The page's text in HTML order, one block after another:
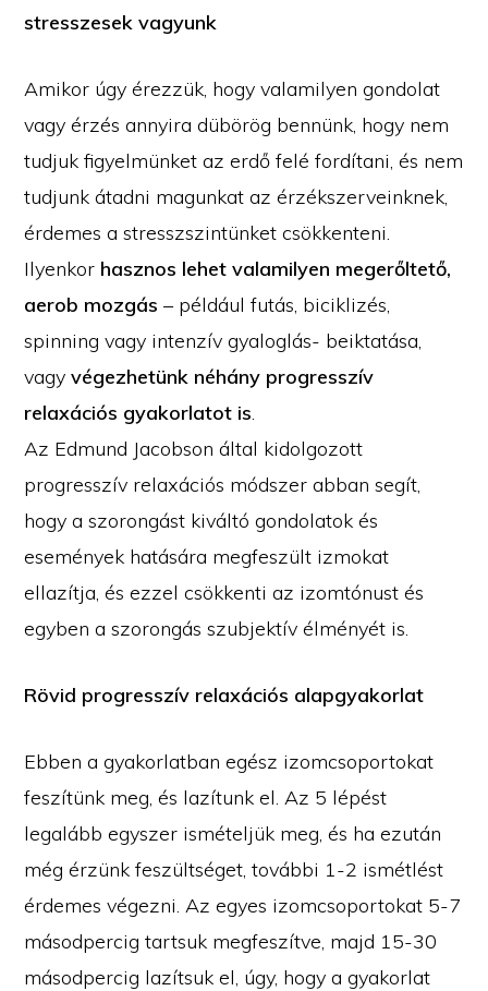
stresszesek vagyunk
Amikor úgy érezzük, hogy valamilyen gondolat
vagy érzés annyira dübörög bennünk, hogy nem
tudjuk figyelmünket az erdő felé fordítani, és nem
tudjunk átadni magunkat az érzékszerveinknek,
érdemes a stresszszintünket csökkenteni.
Ilyenkor hasznos lehet valamilyen megerőltető,
aerob mozgás – például futás, biciklizés,
spinning vagy intenzív gyaloglás- beiktatása,
vagyvégezhetünk néhány progresszív
relaxációs gyakorlatot is.
Az Edmund Jacobson által kidolgozott
progresszív relaxációs módszer abban segít,
hogy a szorongást kiváltó gondolatok és
események hatására megfeszült izmokat
ellazítja, és ezzel csökkenti az izomtónust és
egyben a szorongás szubjektív élményét is.
Rövid progresszív relaxációs alapgyakorlat
Ebben a gyakorlatban egész izomcsoportokat
feszítünk meg, és lazítunk el. Az 5 lépést
legalább egyszer ismételjük meg, és ha ezután
még érzünk feszültséget, további 1-2 ismétlést
érdemes végezni. Az egyes izomcsoportokat 5-7
másodpercig tartsuk megfeszítve, majd 15-30
másodpercig lazítsuk el, úgy, hogy a gyakorlat